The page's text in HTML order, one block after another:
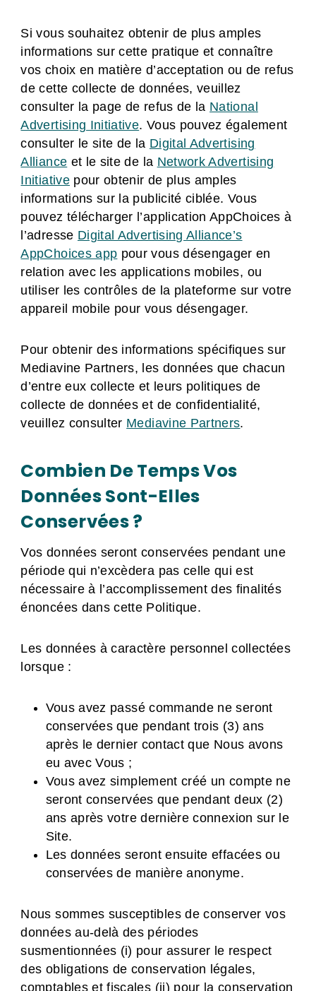
Si vous souhaitez obtenir de plus amples
informations sur cette pratique et connaître
vos choix en matière d’acceptation ou de refus
de cette collecte de données, veuillez
consulter la page de refus de la National
Advertising Initiative. Vous pouvez également
consulter le site de la Digital Advertising
Alliance et le site de la Network Advertising
Initiativepour obtenir de plus amples
informations sur la publicité ciblée. Vous
pouvez télécharger l’application AppChoices à
l’adresse Digital Advertising Alliance’s
AppChoices app pour vous désengager en
relation avec les applications mobiles, ou
utiliser les contrôles de la plateforme sur votre
appareil mobile pour vous désengager.
Pour obtenir des informations spécifiques sur
Mediavine Partners, les données que chacun
d’entre eux collecte et leurs politiques de
collecte de données et de confidentialité,
veuillez consulter Mediavine Partners.
Combien De Temps Vos
Données Sont-Elles
Conservées ?
Vos données seront conservées pendant une
période qui n’excèdera pas celle qui est
nécessaire à l’accomplissement des finalités
énoncées dans cette Politique.
Les données à caractère personnel collectées
lorsque :
Vous avez passé commande ne seront
conservées que pendant trois (3) ans
après le dernier contact que Nous avons
eu avec Vous ;
Vous avez simplement créé un compte ne
seront conservées que pendant deux (2)
ans après votre dernière connexion sur le
Site.
Les données seront ensuite effacées ou
conservées de manière anonyme.
Nous sommes susceptibles de conserver vos
données au-delà des périodes
susmentionnées (i) pour assurer le respect
des obligations de conservation légales,
comptables et fiscales (ii) pour la conservation